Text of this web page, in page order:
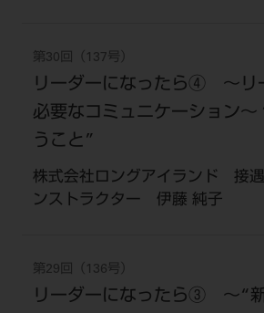
第30回（137号）
リーダーになったら④ ～リ
必要なコミュニケーション～
うこと”
株式会社ロングアイランド 接遇
ンストラクター 伊藤 純子
第29回（136号）
リーダーになったら③ ～“